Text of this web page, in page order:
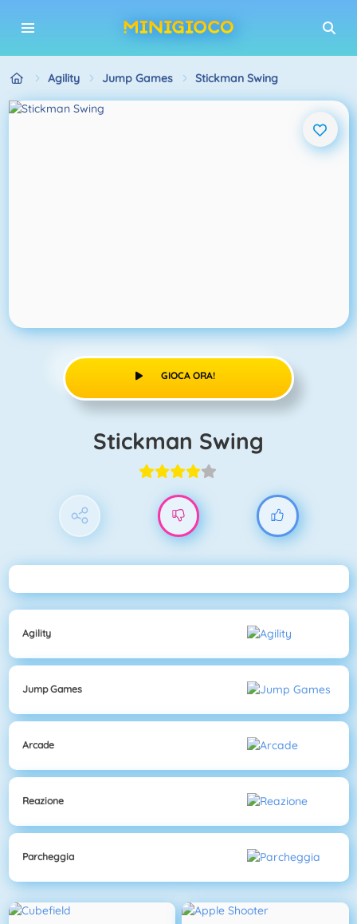
Agility Jump Games Stickman Swing
GIOCA ORA!
Stickman Swing
Agility
Jump Games
Arcade
Reazione
Parcheggia